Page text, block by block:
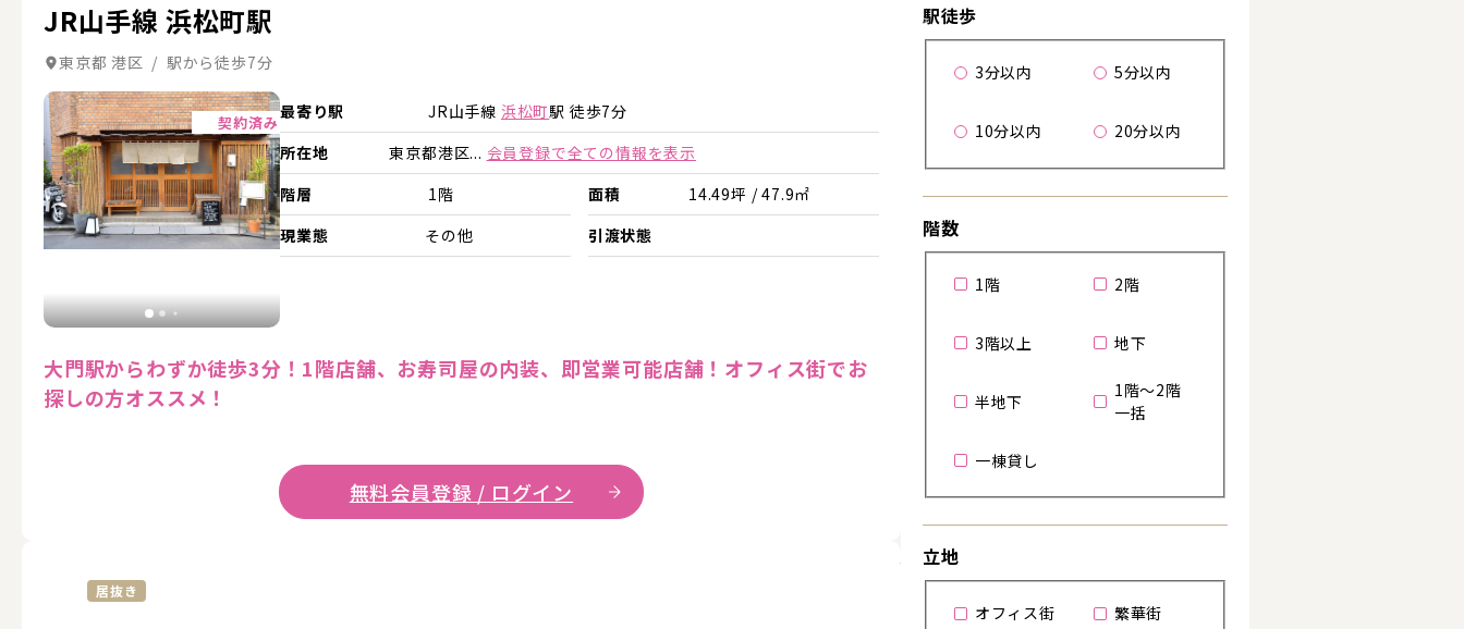
JR山手線 浜松町駅
東京都 港区 / 駅から徒歩7分
契約済み
詳細を見る 詳細を見る
最寄り駅 JR山手線 浜松町駅 徒歩7分
所在地
東京都港区... 会員登録で全ての情報を表示
階層
1階 面積
14.49坪 / 47.9㎡
現業態
その他 引渡状態
大門駅からわずか徒歩3分！1階店舗、お寿司屋の内装、即営業可能店舗！オフィス街でお
探しの方オススメ！
無料会員登録 / ログイン
居抜き
詳細を見る
駅徒歩
3分以内 5分以内
10分以内 20分以内
階数
1階 2階
3階以上 地下
半地下
1階～2階
一括
一棟貸し
立地
オフィス街 繁華街